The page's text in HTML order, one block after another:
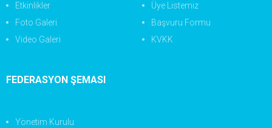
Etkinlikler
Foto Galeri
Video Galeri
Üye Listemiz
Başvuru Formu
KVKK
FEDERASYON ŞEMASI
Yönetim Kurulu